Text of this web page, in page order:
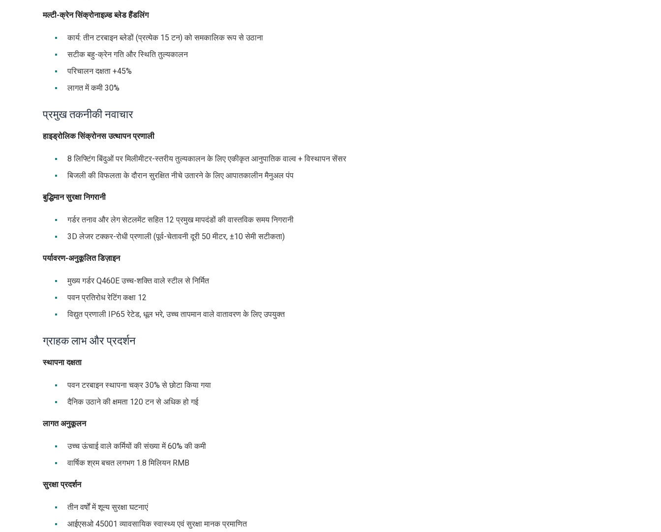
मल्टी-क्रेन सिंक्रोनाइज़्ड ब्लेड हैंडलिंग
कार्य: तीन टरबाइन ब्लेडों (प्रत्येक 15 टन) को समकालिक रूप से उठाना
सटीक बहु-क्रेन गति और स्थिति तुल्यकालन
परिचालन दक्षता +45%
लागत में कमी 30%
प्रमुख तकनीकी नवाचार
हाइड्रोलिक सिंक्रोनस उत्थापन प्रणाली
8 लिफ्टिंग बिंदुओं पर मिलीमीटर-स्तरीय तुल्यकालन के लिए एकीकृत आनुपातिक वाल्व + विस्थापन सेंसर
बिजली की विफलता के दौरान सुरक्षित नीचे उतारने के लिए आपातकालीन मैनुअल पंप
बुद्धिमान सुरक्षा निगरानी
गर्डर तनाव और लेग सेटलमेंट सहित 12 प्रमुख मापदंडों की वास्तविक समय निगरानी
3D लेजर टक्कर-रोधी प्रणाली (पूर्व-चेतावनी दूरी 50 मीटर, ±10 सेमी सटीकता)
पर्यावरण-अनुकूलित डिज़ाइन
मुख्य गर्डर Q460E उच्च-शक्ति वाले स्टील से निर्मित
पवन प्रतिरोध रेटिंग कक्षा 12
विद्युत प्रणाली IP65 रेटेड, धूल भरे, उच्च तापमान वाले वातावरण के लिए उपयुक्त
ग्राहक लाभ और प्रदर्शन
स्थापना दक्षता
पवन टरबाइन स्थापना चक्र 30% से छोटा किया गया
दैनिक उठाने की क्षमता 120 टन से अधिक हो गई
लागत अनुकूलन
उच्च ऊंचाई वाले कर्मियों की संख्या में 60% की कमी
वार्षिक श्रम बचत लगभग 1.8 मिलियन RMB
सुरक्षा प्रदर्शन
तीन वर्षों में शून्य सुरक्षा घटनाएं
आईएसओ 45001 व्यावसायिक स्वास्थ्य एवं सुरक्षा मानक प्रमाणित